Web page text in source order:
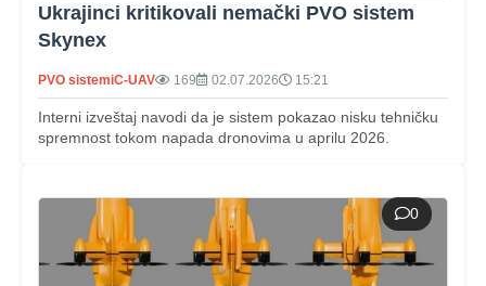
Ukrajinci kritikovali nemački PVO sistem
Skynex
PVO sistemiC-UAV 169 02.07.2026 15:21
Interni izveštaj navodi da je sistem pokazao nisku tehničku
spremnost tokom napada dronovima u aprilu 2026.
0